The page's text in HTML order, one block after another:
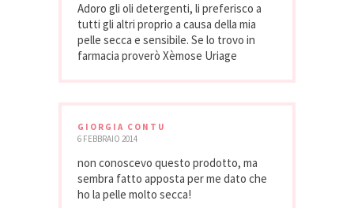
Adoro gli oli detergenti, li preferisco a
tutti gli altri proprio a causa della mia
pelle secca e sensibile. Se lo trovo in
farmacia proverò Xèmose Uriage
GIORGIA CONTU
6 FEBBRAIO 2014
non conoscevo questo prodotto, ma
sembra fatto apposta per me dato che
ho la pelle molto secca!